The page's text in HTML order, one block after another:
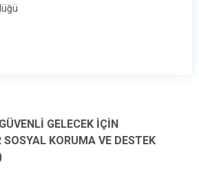
GELECEK İÇİN
SOSYAL KORUMA VE DESTEK